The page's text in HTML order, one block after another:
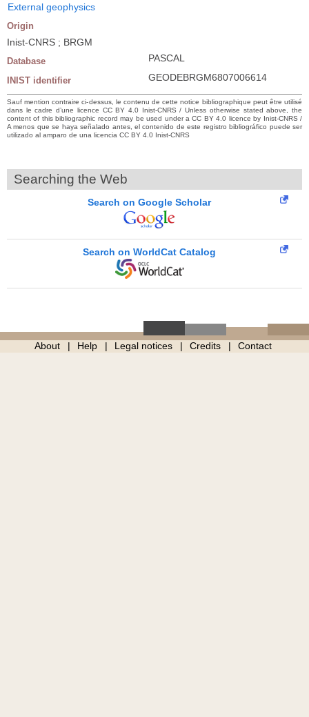
External geophysics
Origin
Inist-CNRS ; BRGM
Database PASCAL
INIST identifier GEODEBRGM6807006614
Sauf mention contraire ci-dessus, le contenu de cette notice bibliographique peut être utilisé
dans le cadre d’une licence CC BY 4.0 Inist-CNRS / Unless otherwise stated above, the
content of this bibliographic record may be used under a CC BY 4.0 licence by Inist-CNRS /
A menos que se haya señalado antes, el contenido de este registro bibliográfico puede ser
utilizado al amparo de una licencia CC BY 4.0 Inist-CNRS
Searching the Web
Search on Google Scholar
Search on WorldCat Catalog
About Help Legal notices Credits Contact